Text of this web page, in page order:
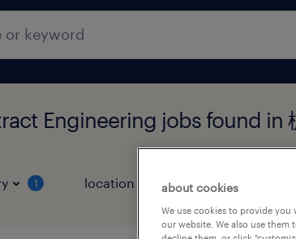
Engineering jobs found in
1 location job types
about cookies
We use cookies to provide
our website. We also use